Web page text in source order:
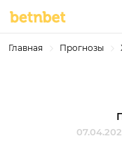
Главная Прогнозы